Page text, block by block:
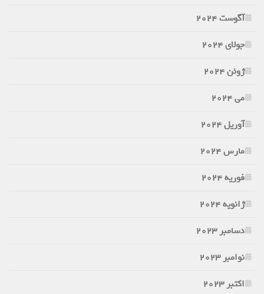
آگوست 2024
جولای 2024
ژوئن 2024
می 2024
آوریل 2024
مارس 2024
فوریه 2024
ژانویه 2024
دسامبر 2023
نوامبر 2023
اکتبر 2023